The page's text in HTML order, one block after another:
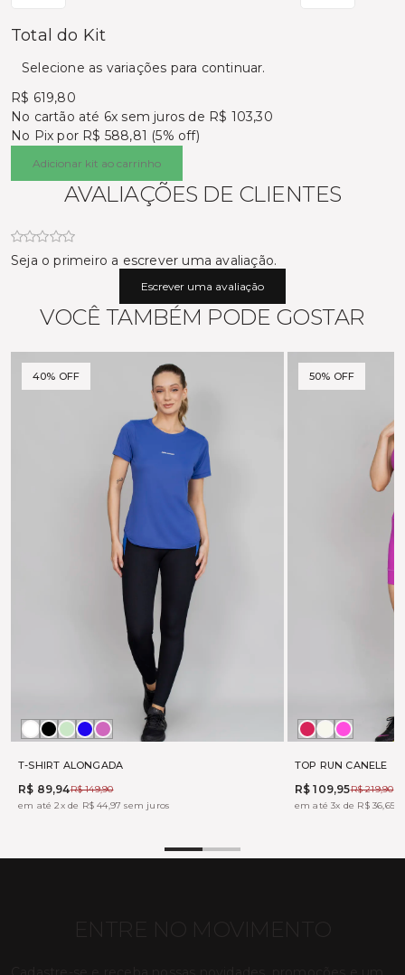
Total do Kit
Selecione as variações para continuar.
R$ 619,80
No cartão até 6x sem juros de R$ 103,30
No Pix por R$ 588,81 (5% off)
Adicionar kit ao carrinho
AVALIAÇÕES DE CLIENTES
Seja o primeiro a escrever uma avaliação.
Escrever uma avaliação
VOCÊ TAMBÉM PODE GOSTAR
40% OFF
T-SHIRT ALONGADA
R$ 89,94R$ 149,90
em até 2x de R$ 44,97 sem juros
Branco
Preto
ALOEMARINHO
PINK
50% OFF
TOP RUN CANELE
R$ 109,95R$ 219,90
em até 3x de R$ 36,65
BOHEME
OFFTONIC